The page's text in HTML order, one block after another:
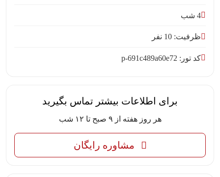
4 شب
ظرفیت: 10 نفر
کد تور: p-691c489a60e72
برای اطلاعات بیشتر تماس بگیرید
هر روز هفته از ۹ صبح تا ۱۲ شب
مشاوره رایگان